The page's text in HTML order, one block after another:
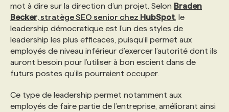
mot à dire sur la direction d’un projet. Selon Braden
Becker, stratège SEO senior chez HubSpot , le
leadership démocratique est l’un des styles de
leadership les plus efficaces, puisqu’il permet aux
employés de niveau inférieur d’exercer l’autorité dont ils
auront besoin pour l’utiliser à bon escient dans de
futurs postes qu’ils pourraient occuper.
Ce type de leadership permet notamment aux
employés de faire partie de l’entreprise, améliorant ainsi